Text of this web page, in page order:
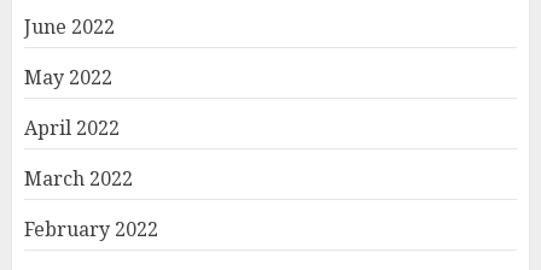
June 2022
May 2022
April 2022
March 2022
February 2022